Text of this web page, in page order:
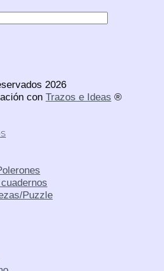
2026
con Trazos e Ideas ®
Puzzle